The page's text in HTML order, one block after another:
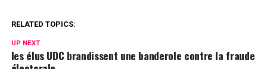
RELATED TOPICS:
UP NEXT
les élus UDC brandissent une banderole contre la fraude